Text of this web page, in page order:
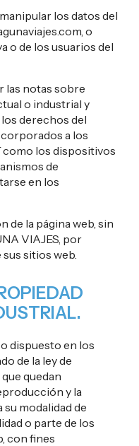
los datos del
o
o de los usuarios del
las notas sobre
o industrial y
derechos del
a los
los dispositivos
de
en los
de la página web, sin
VIAJES, por
sitios web.
dispuesto en los
de la ley de
quedan
y la
modalidad de
o parte de los
con fines